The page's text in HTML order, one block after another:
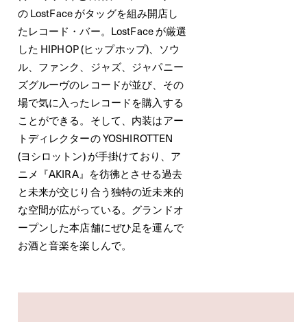
の LostFace がタッグを組み開店し
たレコード・バー。LostFace が厳選
した HIPHOP (ヒップホップ)、ソウ
ル、ファンク、ジャズ、ジャパニー
ズグルーヴのレコードが並び、その
場で気に入ったレコードを購入する
ことができる。そして、内装はアー
トディレクターの YOSHIROTTEN
(ヨシロットン) が手掛けており、ア
ニメ『AKIRA』を彷彿とさせる過去
と未来が交じり合う独特の近未来的
な空間が広がっている。グランドオ
ープンした本店舗にぜひ足を運んで
お酒と音楽を楽しんで。